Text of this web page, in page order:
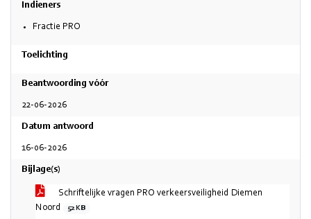
Indieners
Fractie PRO
Toelichting
Beantwoording vóór
22-06-2026
Datum antwoord
16-06-2026
Bijlage(s)
Schriftelijke vragen PRO verkeersveiligheid Diemen
Noord
52 KB